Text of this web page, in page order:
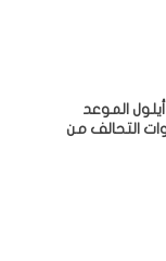
الزيدي لماكرون: 30 أيلول الموعد
التحالف من